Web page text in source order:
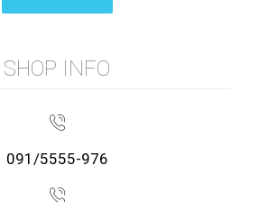
SHOP INFO
091/5555-976